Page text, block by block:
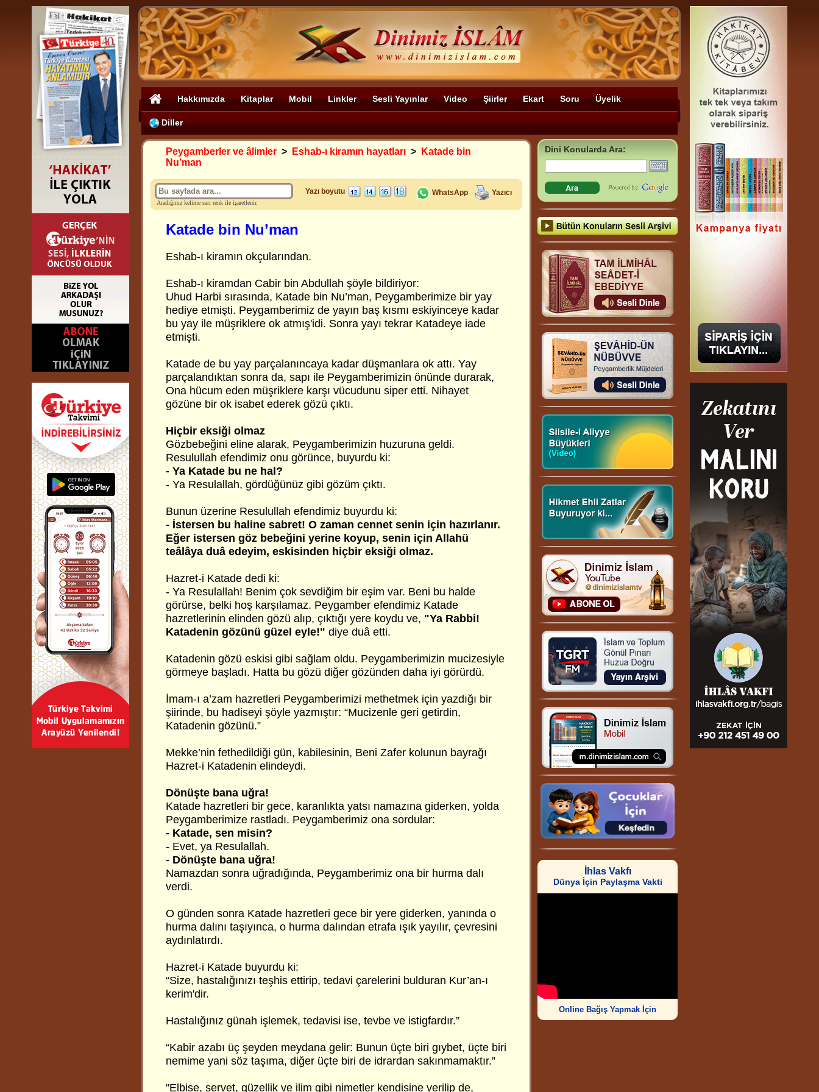
Hakkımızda Kitaplar Mobil Linkler Sesli Yayınlar Video Şiirler Ekart Soru Üyelik
Diller
Peygamberler ve âlimler > Eshab-ı kiramın hayatları >
Katade bin
Nu’man
Aradığınız kelime sarı renk ile işaretlenir.
Yazı boyutu WhatsApp Yazıcı
Katade bin Nu’man
Eshab-ı kiramın okçularından.
Eshab-ı kiramdan Cabir bin Abdullah şöyle bildiriyor:
Uhud Harbi sırasında, Katade bin Nu’man, Peygamberimize bir yay
hediye etmişti. Peygamberimiz de yayın baş kısmı eskiyinceye kadar
bu yay ile müşriklere ok atmış'idi. Sonra yayı tekrar Katadeye iade
etmişti.
Katade de bu yay parçalanıncaya kadar düşmanlara ok attı. Yay
parçalandıktan sonra da, sapı ile Peygamberimizin önünde durarak,
Ona hücum eden müşriklere karşı vücudunu siper etti. Nihayet
gözüne bir ok isabet ederek gözü çıktı.
Hiçbir eksiği olmaz
Gözbebeğini eline alarak, Peygamberimizin huzuruna geldi.
Resulullah efendimiz onu görünce, buyurdu ki:
- Ya Katade bu ne hal?
- Ya Resulallah, gördüğünüz gibi gözüm çıktı.
Bunun üzerine Resulullah efendimiz buyurdu ki:
- İstersen bu haline sabret! O zaman cennet senin için hazırlanır.
Eğer istersen göz bebeğini yerine koyup, senin için Allahü
teâlâya duâ edeyim, eskisinden hiçbir eksiği olmaz.
Hazret-i Katade dedi ki:
- Ya Resulallah! Benim çok sevdiğim bir eşim var. Beni bu halde
görürse, belki hoş karşılamaz. Peygamber efendimiz Katade
hazretlerinin elinden gözü alıp, çıktığı yere koydu ve, "Ya Rabbi!
Katadenin gözünü güzel eyle!" diye duâ etti.
Katadenin gözü eskisi gibi sağlam oldu. Peygamberimizin mucizesiyle
görmeye başladı. Hatta bu gözü diğer gözünden daha iyi görürdü.
İmam-ı a’zam hazretleri Peygamberimizi methetmek için yazdığı bir
şiirinde, bu hadiseyi şöyle yazmıştır: “Mucizenle geri getirdin,
Katadenin gözünü.”
Mekke’nin fethedildiği gün, kabilesinin, Beni Zafer kolunun bayrağı
Hazret-i Katadenin elindeydi.
Dönüşte bana uğra!
Katade hazretleri bir gece, karanlıkta yatsı namazına giderken, yolda
Peygamberimize rastladı. Peygamberimiz ona sordular:
- Katade, sen misin?
- Evet, ya Resulallah.
- Dönüşte bana uğra!
Namazdan sonra uğradığında, Peygamberimiz ona bir hurma dalı
verdi.
O günden sonra Katade hazretleri gece bir yere giderken, yanında o
hurma dalını taşıyınca, o hurma dalından etrafa ışık yayılır, çevresini
aydınlatırdı.
Hazret-i Katade buyurdu ki:
“Size, hastalığınızı teşhis ettirip, tedavi çarelerini bulduran Kur’an-ı
kerim'dir.
Hastalığınız günah işlemek, tedavisi ise, tevbe ve istigfardır.”
“Kabir azabı üç şeyden meydana gelir: Bunun üçte biri gıybet, üçte biri
nemime yani söz taşıma, diğer üçte biri de idrardan sakınmamaktır.”
"Elbise, servet, güzellik ve ilim gibi nimetler kendisine verilip de,
Dini Konularda Ara:
İhlas Vakfı
Dünya İçin Paylaşma Vakti
Online Bağış Yapmak İçin